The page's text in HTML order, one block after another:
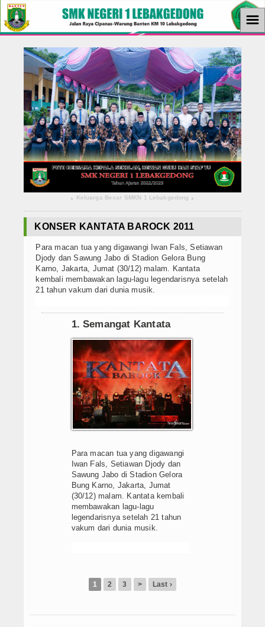
Home
Berita
KBM
Ekstrakurikuler
Ekonomi
Tutorial
Album Foto
Download
Agenda
☰
▴ Keluarga Besar SMKN 1 Lebakgedong ▴
KONSER KANTATA BAROCK 2011
Para macan tua yang digawangi Iwan Fals, Setiawan
Djody dan Sawung Jabo di Stadion Gelora Bung
Karno, Jakarta, Jumat (30/12) malam. Kantata
kembali membawakan lagu-lagu legendarisnya setelah
21 tahun vakum dari dunia musik.
1. Semangat Kantata
Para macan tua yang digawangi
Iwan Fals, Setiawan Djody dan
Sawung Jabo di Stadion Gelora
Bung Karno, Jakarta, Jumat
(30/12) malam. Kantata kembali
membawakan lagu-lagu
legendarisnya setelah 21 tahun
vakum dari dunia musik.
1 2 3 > Last ›